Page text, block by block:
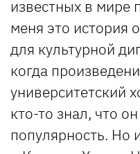
известных в мире
меня это история
для культурной
когда
университетский
кто-то знал, что
популярность. Но